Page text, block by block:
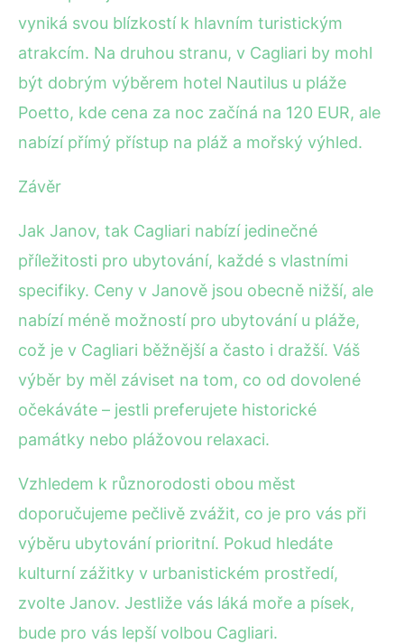
vyniká svou blízkostí k hlavním turistickým
atrakcím. Na druhou stranu, v Cagliari by mohl
být dobrým výběrem hotel Nautilus u pláže
Poetto, kde cena za noc začíná na 120 EUR, ale
nabízí přímý přístup na pláž a mořský výhled.
Závěr
Jak Janov, tak Cagliari nabízí jedinečné
příležitosti pro ubytování, každé s vlastními
specifiky. Ceny v Janově jsou obecně nižší, ale
nabízí méně možností pro ubytování u pláže,
což je v Cagliari běžnější a často i dražší. Váš
výběr by měl záviset na tom, co od dovolené
očekáváte – jestli preferujete historické
památky nebo plážovou relaxaci.
Vzhledem k různorodosti obou měst
doporučujeme pečlivě zvážit, co je pro vás při
výběru ubytování prioritní. Pokud hledáte
kulturní zážitky v urbanistickém prostředí,
zvolte Janov. Jestliže vás láká moře a písek,
bude pro vás lepší volbou Cagliari.